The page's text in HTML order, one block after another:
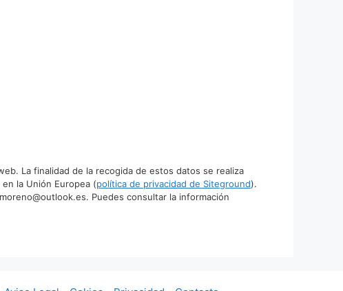
La finalidad de la recogida de estos datos se realiza
la Unión Europea (política de privacidad de Siteground).
Puedes consultar la información